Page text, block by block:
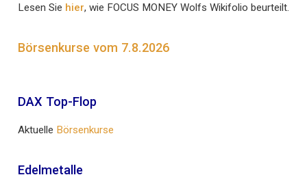
Lesen Sie hier, wie FOCUS MONEY Wolfs Wikifolio beurteilt.
Börsenkurse vom 7.8.2026
DAX Top-Flop
Aktuelle Börsenkurse
Edelmetalle